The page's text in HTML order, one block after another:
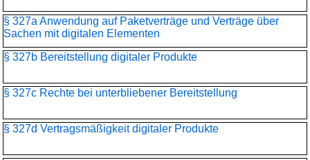
§ 327a Anwendung auf Paketverträge und Verträge über
Sachen mit digitalen Elementen
§ 327b Bereitstellung digitaler Produkte
§ 327c Rechte bei unterbliebener Bereitstellung
§ 327d Vertragsmäßigkeit digitaler Produkte